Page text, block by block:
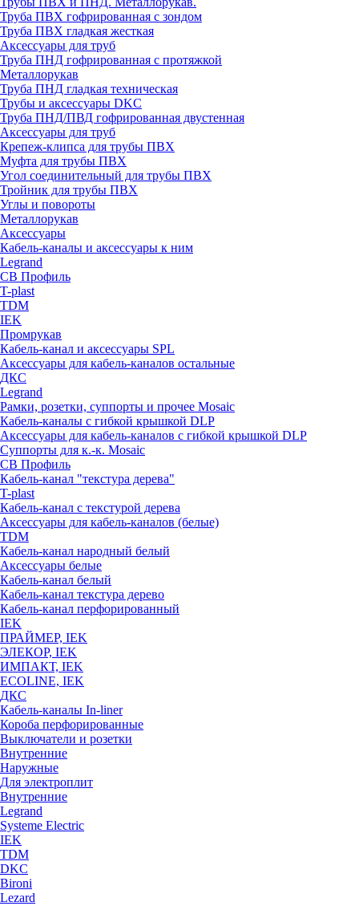
Труба ПВХ гофрированная с зондом
Труба ПВХ гладкая жесткая
Аксессуары для труб
Труба ПНД гофрированная с протяжкой
Металлорукав
Труба ПНД гладкая техническая
Трубы и аксессуары DKC
Труба ПНД/ПВД гофрированная двустенная
Аксессуары для труб
Крепеж-клипса для трубы ПВХ
Муфта для трубы ПВХ
Угол соединительный для трубы ПВХ
Тройник для трубы ПВХ
Углы и повороты
Металлорукав
Аксессуары
Кабель-каналы и аксессуары к ним
Legrand
СВ Профиль
T-plast
TDM
IEK
Промрукав
Кабель-канал и аксессуары SPL
Аксессуары для кабель-каналов остальные
ДКС
Legrand
Рамки, розетки, суппорты и прочее Mosaic
Кабель-каналы с гибкой крышкой DLP
Аксессуары для кабель-каналов с гибкой крышкой DLP
Суппорты для к.-к. Mosaic
СВ Профиль
Кабель-канал "текстура дерева"
T-plast
Кабель-канал с текстурой дерева
Аксессуары для кабель-каналов (белые)
TDM
Кабель-канал народный белый
Аксессуары белые
Кабель-канал белый
Кабель-канал текстура дерево
Кабель-канал перфорированный
IEK
ПРАЙМЕР, IEK
ЭЛЕКОР, IEK
ИМПАКТ, IEK
ECOLINE, IEK
ДКС
Кабель-каналы In-liner
Короба перфорированные
Выключатели и розетки
Внутренние
Наружные
Для электроплит
Внутренние
Legrand
Systeme Electric
IEK
TDM
DKC
Bironi
Lezard